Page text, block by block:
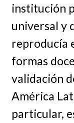
institución
universal y
reproducía
formas
validación
América
particular,